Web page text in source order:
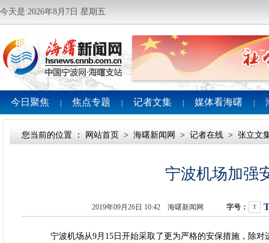
今天是:2026年8月7日 星期五
今日聚焦 焦点专题 记者文集 媒体看海曙
您当前的位置 ： 网站首页 > 海曙新闻网 > 记者在线 > 张立文
宁波机场加强
2019年09月26日 10:42 海曙新闻网 字号： T
宁波机场从9月15日开始采取了更为严格的安保措施，除对